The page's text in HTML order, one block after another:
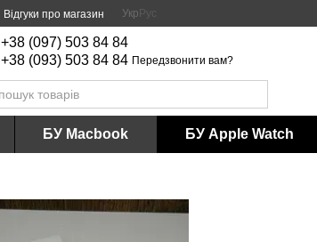
Відгуки про магазин Укр Рус
+38 (097) 503 84 84
+38 (093) 503 84 84 Передзвонити вам?
БУ Macbook БУ Apple Watch